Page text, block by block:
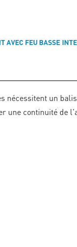
AVEC FEU BASSE
nécessitent un
une continuité de